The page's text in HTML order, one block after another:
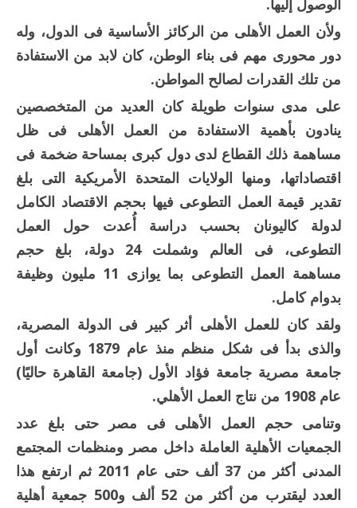
الوصول إليها.
ولأن العمل الأهلى من الركائز الأساسية فى الدول، وله
دور محورى مهم فى بناء الوطن، كان لابد من الاستفادة
من تلك القدرات لصالح المواطن.
على مدى سنوات طويلة كان العديد من المتخصصين
ينادون بأهمية الاستفادة من العمل الأهلى فى ظل
مساهمة ذلك القطاع لدى دول كبرى بمساحة ضخمة فى
اقتصاداتها، ومنها الولايات المتحدة الأمريكية التى بلغ
تقدير قيمة العمل التطوعى فيها بحجم الاقتصاد الكامل
لدولة كاليونان بحسب دراسة أُعدت حول العمل
التطوعى، فى العالم وشملت 24 دولة، بلغ حجم
مساهمة العمل التطوعى بما يوازى 11 مليون وظيفة
بدوام كامل.
ولقد كان للعمل الأهلى أثر كبير فى الدولة المصرية،
والذى بدأ فى شكل منظم منذ عام 1879 وكانت أول
جامعة مصرية جامعة فؤاد الأول (جامعة القاهرة حاليًا)
عام 1908 من نتاج العمل الأهلي.
وتنامى حجم العمل الأهلى فى مصر حتى بلغ عدد
الجمعيات الأهلية العاملة داخل مصر ومنظمات المجتمع
المدنى أكثر من 37 ألف حتى عام 2011 ثم ارتفع هذا
العدد ليقترب من أكثر من 52 ألف و500 جمعية أهلية